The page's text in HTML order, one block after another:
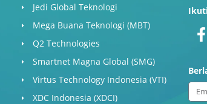
Jedi Global Teknologi
Mega Buana Teknologi (MBT)
Q2 Technologies
Smartnet Magna Global (SMG)
Virtus Technology Indonesia (VTI)
XDC Indonesia (XDCI)
F
a
c